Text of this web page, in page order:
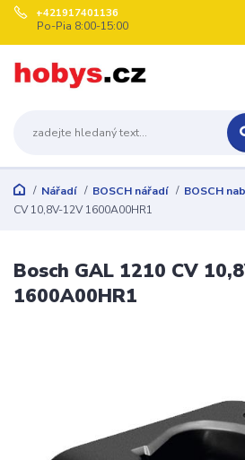
+421917401136
Po-Pia 8:00-15:00
Nářadí BOSCH nářadí BOSCH
CV 10,8V-12V 1600A00HR1
Bosch GAL 1210 CV
1600A00HR1